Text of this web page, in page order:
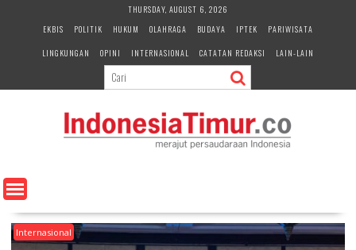
e
n
THURSDAY, AUGUST 6, 2026
EKBIS
POLITIK HUKUM OLAHRAGA BUDAYA IPTEK
PARIWISATA
LINGKUNGAN
OPINI INTERNASIONAL CATATAN REDAKSI LAIN-LAIN
Internasional